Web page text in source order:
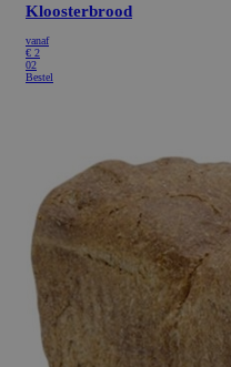
Kloosterbrood
vanaf
€ 2
02
Bestel